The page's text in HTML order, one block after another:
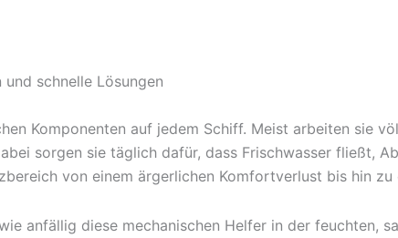
schnelle Lösungen
Komponenten auf jedem Schiff. Meist arbeiten sie
sorgen sie täglich dafür, dass Frischwasser fließt,
von einem ärgerlichen Komfortverlust bis hin
anfällig diese mechanischen Helfer in der feuchten,